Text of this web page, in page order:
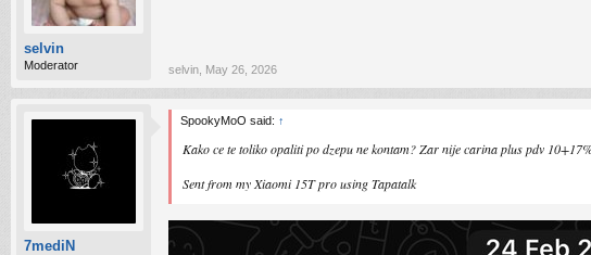
selvin
Moderator selvin May 26, 2026
7mediN
SpookyMoO said: ↑
Kako ce te toliko opaliti po dzepu ne kontam? Zar nije carina plus pdv
Sent from my Xiaomi 15T pro using Tapatalk